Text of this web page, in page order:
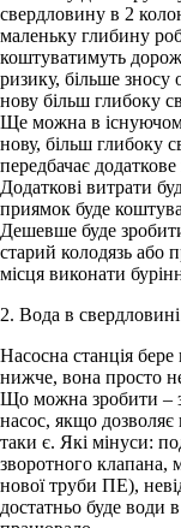
свердловину в 2
маленьку глибину
коштуватимуть
ризику, більше
нову більш глибоку
Ще можна в
нову, більш глибоку
передбачає
Додаткові витрати
приямок буде
Дешевше буде
старий колодязь або
місця виконати
2. Вода в
Насосна станція
нижче, вона просто
Що можна зробити –
насос, якщо
таки є. Які мінуси:
зворотного клапана,
нової труби ПЕ),
достатньо буде води